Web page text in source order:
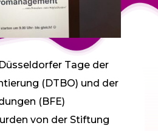
Tage der
(DTBO) und der
(BFE)
von der Stiftung